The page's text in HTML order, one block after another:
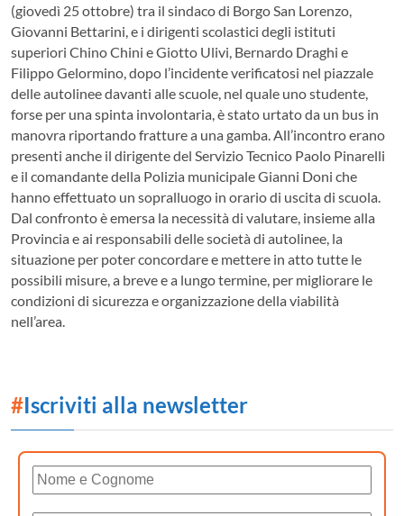
(giovedì 25 ottobre) tra il sindaco di Borgo San Lorenzo,
Giovanni Bettarini, e i dirigenti scolastici degli istituti
superiori Chino Chini e Giotto Ulivi, Bernardo Draghi e
Filippo Gelormino, dopo l’incidente verificatosi nel piazzale
delle autolinee davanti alle scuole, nel quale uno studente,
forse per una spinta involontaria, è stato urtato da un bus in
manovra riportando fratture a una gamba.All’incontro erano
presenti anche il dirigente del Servizio Tecnico Paolo Pinarelli
e il comandante della Polizia municipale Gianni Doni che
hanno effettuato un sopralluogo in orario di uscita di scuola.
Dal confronto è emersa la necessità di valutare, insieme alla
Provincia e ai responsabili delle società di autolinee, la
situazione per poter concordare e mettere in atto tutte le
possibili misure, a breve e a lungo termine, per migliorare le
condizioni di sicurezza e organizzazione della viabilità
nell’area.
#Iscriviti alla newsletter